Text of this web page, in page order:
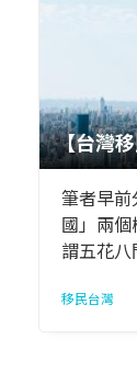
【台灣
筆者早前
國」兩
謂五花
「曲線移
移民台灣